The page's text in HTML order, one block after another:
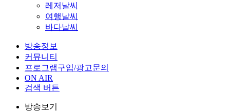
레저날씨
여행날씨
바다날씨
방송정보
커뮤니티
프로그램구입/광고문의
ON AIR
검색 버튼
방송보기